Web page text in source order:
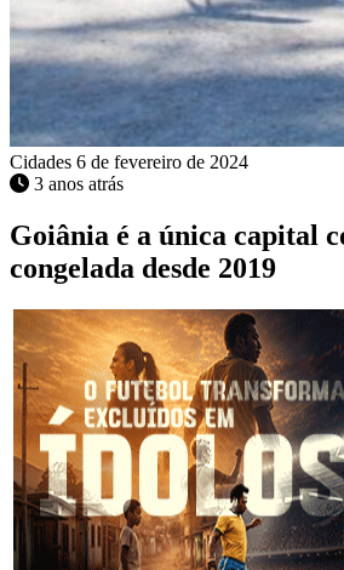
Cidades 6 de fevereiro de 2024
3 anos atrás
Goiânia é a única capital
congelada desde 2019